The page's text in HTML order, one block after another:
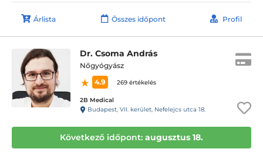
Árlista Összes időpont Profil
Dr. Csoma András
Nőgyógyász
4.9
269 értékelés
2B Medical
Budapest, VII. kerület, Nefelejcs utca 18.
Következő időpont: augusztus 18.